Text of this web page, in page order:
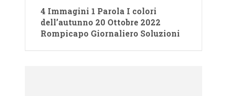
4 Immagini 1 Parola I colori
dell’autunno 20 Ottobre 2022
Rompicapo Giornaliero Soluzioni